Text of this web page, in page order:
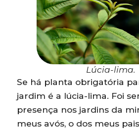
Lúcia-lima.
Se há planta obrigatória
jardim é a lúcia-lima. Foi
presença nos jardins da
meus avós, o dos meus